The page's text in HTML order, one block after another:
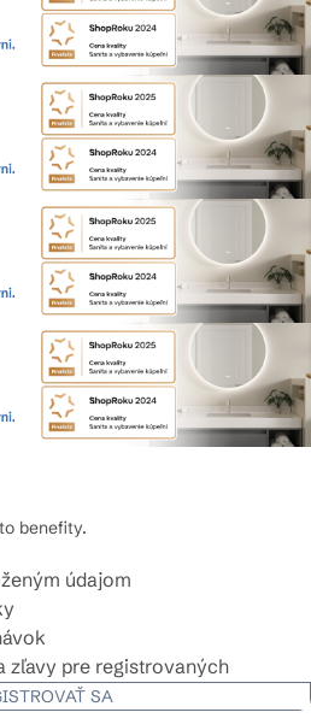
benefity.
údajom
zľavy pre registrovaných
SA